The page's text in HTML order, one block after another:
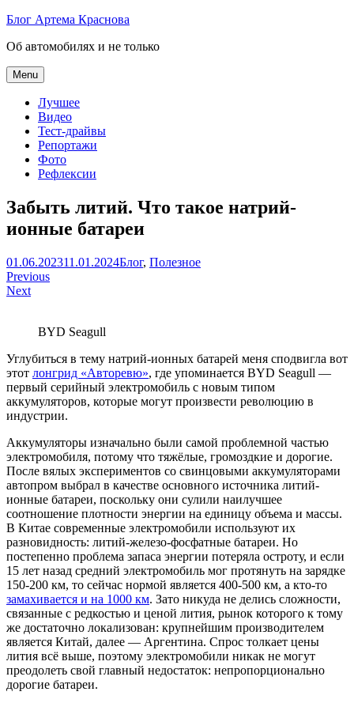
Skip
content
Блог Артема Краснова
Об автомобилях и не только
Menu
Лучшее
Видео
Тест-драйвы
Репортажи
Фото
Рефлексии
Забыть литий. Что такое натрий-
ионные батареи
Артем
Краснов
01.06.202311.01.2024Блог, Полезное
Навигация
по
Previous
Next
BYD Seagull
Углубиться в тему натрий-ионных батарей меня сподвигла вот
этот лонгрид «Авторевю», где упоминается BYD Seagull —
первый серийный электромобиль с новым типом
аккумуляторов, которые могут произвести революцию в
индустрии.
Аккумуляторы изначально были самой проблемной частью
электромобиля, потому что тяжёлые, громоздкие и дорогие.
После вялых экспериментов со свинцовыми аккумуляторами
автопром выбрал в качестве основного источника литий-
ионные батареи, поскольку они сулили наилучшее
соотношение плотности энергии на единицу объема и массы.
В Китае современные электромобили используют их
разновидность: литий-железо-фосфатные батареи. Но
постепенно проблема запаса энергии потеряла остроту, и если
15 лет назад средний электромобиль мог протянуть на зарядке
150-200 км, то сейчас нормой является 400-500 км, а кто-то
замахивается и на 1000 км. Зато никуда не делись сложности,
связанные с редкостью и ценой лития, рынок которого к тому
же достаточно локализован: крупнейшим производителем
является Китай, далее — Аргентина. Спрос толкает цены
лития всё выше, поэтому электромобили никак не могут
преодолеть свой главный недостаток: непропорционально
дорогие батареи.